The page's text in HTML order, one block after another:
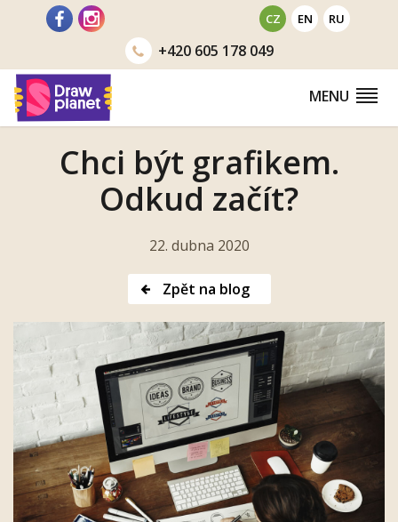
CZ EN RU
+420605 178 049
MENU
Chci být grafikem.
Odkud začít?
22. dubna 2020
Zpět na blog